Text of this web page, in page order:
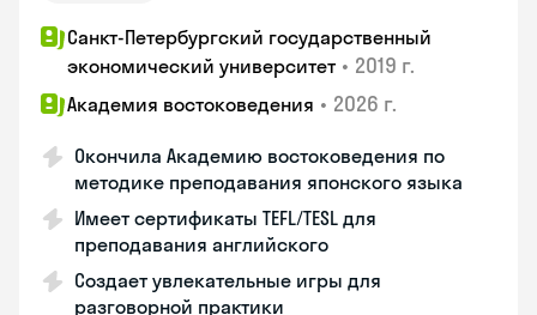
Санкт-Петербургский государственный
экономический университет • 2019 г.
Академия востоковедения • 2026 г.
Окончила Академию востоковедения по
методике преподавания японского языка
Имеет сертификаты TEFL/TESL для
преподавания английского
Создает увлекательные игры для
разговорной практики